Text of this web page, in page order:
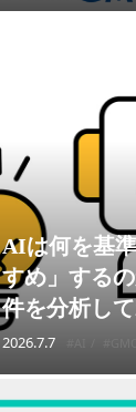
AIは何を基
すめ」する
件を分析し
2026.7.7